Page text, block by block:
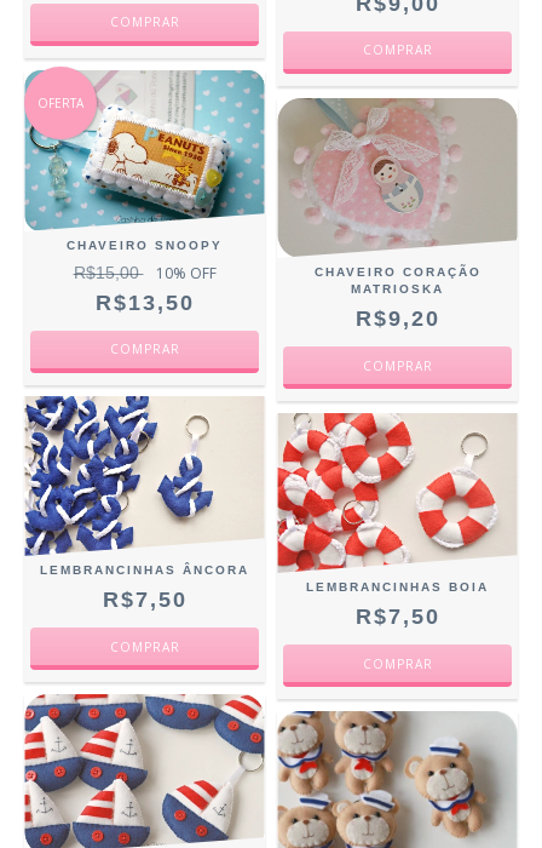
OFERTA
CHAVEIRO SNOOPY
R$15,00 10% OFF
R$13,50
CHAVEIRO CORAÇÃO
MATRIOSKA
R$9,20
LEMBRANCINHAS ÂNCORA
R$7,50
LEMBRANCINHAS BOIA
R$7,50